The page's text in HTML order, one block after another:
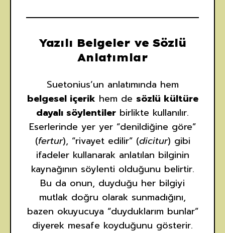
Yazılı Belgeler ve Sözlü
Anlatımlar
Suetonius’un anlatımında hem
belgesel içerik hem de sözlü kültüre
dayalı söylentiler birlikte kullanılır.
Eserlerinde yer yer “denildiğine göre”
(fertur), “rivayet edilir” (dicitur) gibi
ifadeler kullanarak anlatılan bilginin
kaynağının söylenti olduğunu belirtir.
Bu da onun, duyduğu her bilgiyi
mutlak doğru olarak sunmadığını,
bazen okuyucuya “duyduklarım bunlar”
diyerek mesafe koyduğunu gösterir.